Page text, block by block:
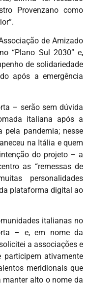
Provenzano como
de Amizado
“Plano Sul 2030” e,
de solidariedade
após a emergência
– serão sem dúvida
italiana após a
pela pandemia; nesse
na Itália e quem
do projeto – a
as “remessas de
personalidades
plataforma digital ao
italianas no
– e, em nome da
a associações e
participem ativamente
meridionais que
alto o nome da